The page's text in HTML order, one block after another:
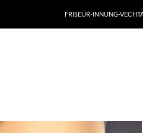
FRISEUR-INNUNG-